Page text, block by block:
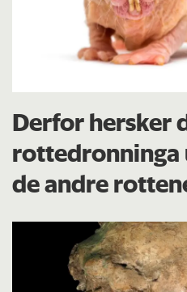
Derfor hersker
de andre